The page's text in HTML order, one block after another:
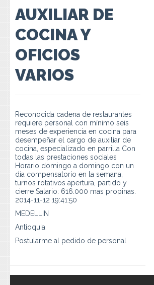
Empresas
AUXILIAR DE
COCINA Y
OFICIOS
VARIOS
Reconocida cadena de restaurantes
requiere personal con mínimo seis
meses de experiencia en cocina para
desempeñar el cargo de auxiliar de
cocina, especializado en parrilla Con
todas las prestaciones sociales
Horario domingo a domingo con un
día compensatorio en la semana,
turnos rotativos apertura, partido y
cierre Salario: 616.000 mas propinas.
2014-11-12 19:41:50
MEDELLIN
Antioquia
Postularme al pedido de personal